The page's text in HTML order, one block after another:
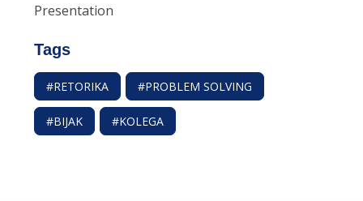
Presentation
Tags
#RETORIKA #PROBLEM SOLVING
#BIJAK #KOLEGA